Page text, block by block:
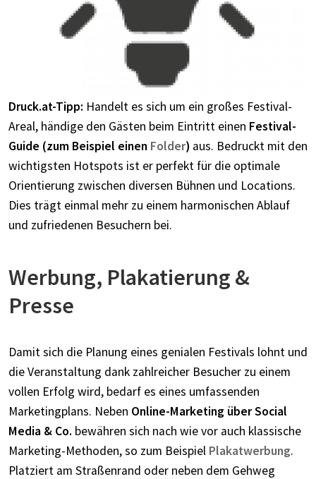
Druck.at-Tipp: Handelt es sich um ein großes Festival-
Areal, händige den Gästen beim Eintritt einen Festival-
Guide (zum Beispiel einen Folder) aus. Bedruckt mit den
wichtigsten Hotspots ist er perfekt für die optimale
Orientierung zwischen diversen Bühnen und Locations.
Dies trägt einmal mehr zu einem harmonischen Ablauf
und zufriedenen Besuchern bei.
Werbung, Plakatierung &
Presse
Damit sich die Planung eines genialen Festivals lohnt und
die Veranstaltung dank zahlreicher Besucher zu einem
vollen Erfolg wird, bedarf es eines umfassenden
Marketingplans. Neben Online-Marketing über Social
Media & Co. bewähren sich nach wie vor auch klassische
Marketing-Methoden, so zum Beispiel Plakatwerbung.
Platziert am Straßenrand oder neben dem Gehweg